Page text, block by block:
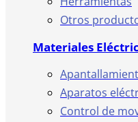
Otros
Materiales
Aparatos
Control de